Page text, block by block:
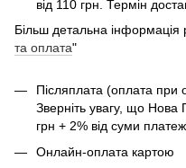
від 110 грн. Термін
Більш детальна інформація
та оплата"
Післяплата (оплата при
Зверніть увагу, що Нова
грн + 2% від суми
Онлайн-оплата картою